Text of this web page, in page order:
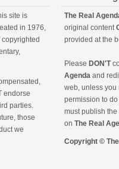
site is
in 1976,
endorse
parties.
those
we
The Real
original content
provided at the
Please DON'T
Agenda and
web, unless you
permission to
must publish
on The Real
Copyright ©